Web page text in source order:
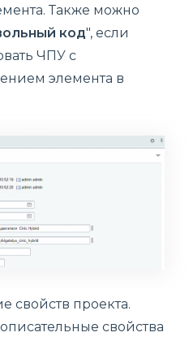
Также можно
код", если
ЧПУ с
элемента в
свойств проекта.
свойства